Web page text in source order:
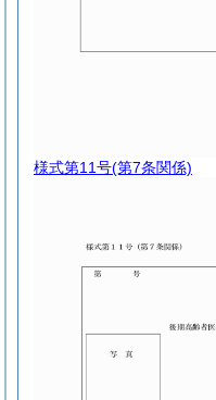
様式第11号(第7条関係)